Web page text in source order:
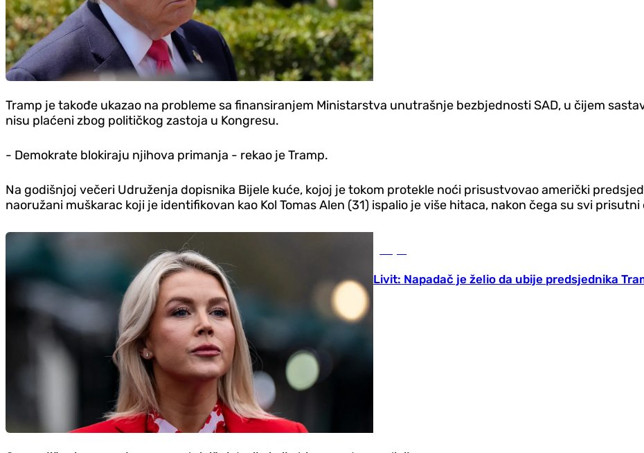
Tramp je takođe ukazao na probleme sa finansiranjem Ministarstva unutrašnje bezbjednosti SAD, u čijem
nisu plaćeni zbog političkog zastoja u Kongresu.
- Demokrate blokiraju njihova primanja - rekao je Tramp.
Na godišnjoj večeri Udruženja dopisnika Bijele kuće, kojoj je tokom protekle noći prisustvovao američki
naoružani muškarac koji je identifikovan kao Kol Tomas Alen (31) ispalio je više hitaca, nakon čega su svi prisutni
Livit: Napadač je želio da ubije predsjednika